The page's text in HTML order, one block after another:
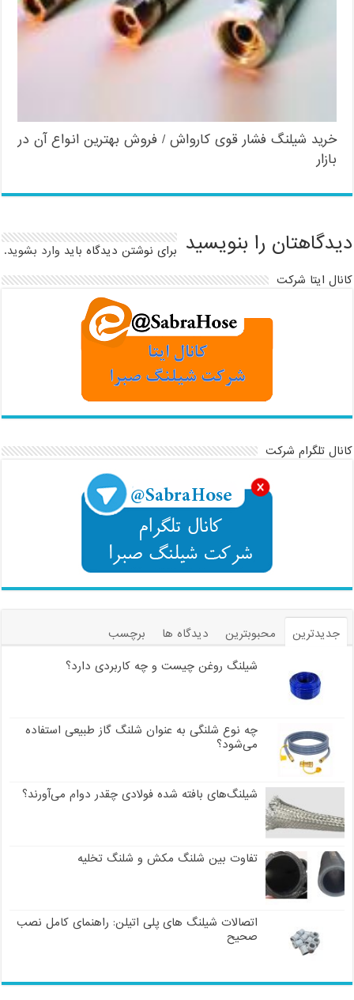
خرید شیلنگ فشار قوی کارواش / فروش بهترین انواع آن در
بازار
دیدگاهتان را بنویسید برای نوشتن دیدگاه باید وارد بشوید.
کانال ایتا شرکت
کانال تلگرام شرکت
جدیدترین محبوبترین دیدگاه ها
برچسب
شیلنگ روغن چیست و چه کاربردی دارد؟
چه نوع شلنگی به عنوان شلنگ گاز طبیعی استفاده
می‌شود؟
شیلنگ‌های بافته شده فولادی چقدر دوام می‌آورند؟
تفاوت بین شلنگ مکش و شلنگ تخلیه
اتصالات شیلنگ های پلی اتیلن: راهنمای کامل نصب
صحیح